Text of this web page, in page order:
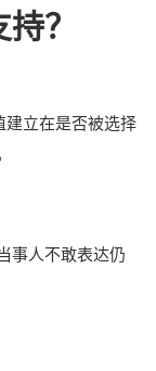
？
建立在是否被选择
事人不敢表达仍